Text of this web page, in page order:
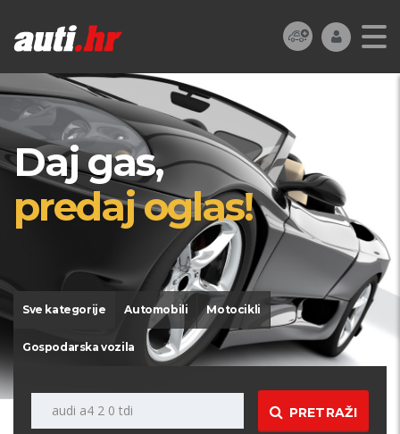
Daj gas,
predaj oglas!
Sve kategorije Automobili Motocikli
Gospodarska vozila
PRETRAŽI